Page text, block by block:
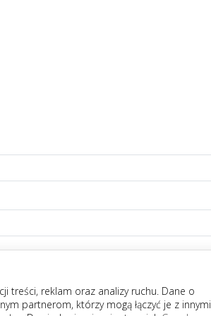
treści, reklam oraz analizy ruchu. Dane o
partnerom, którzy mogą łączyć je z innymi